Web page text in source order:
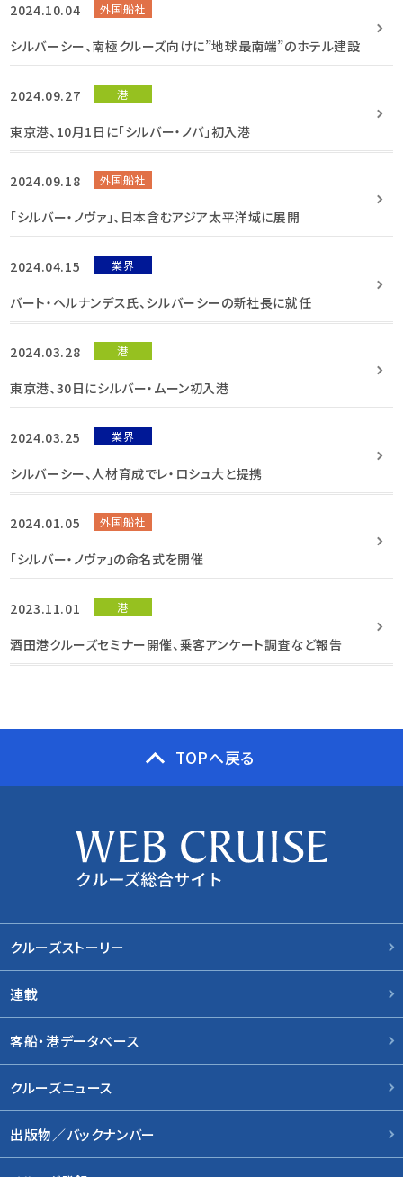
2024.10.04 外国船社
シルバーシー、南極クルーズ向けに”地球最南端”のホテル建設
2024.09.27 港
東京港、10月1日に「シルバー・ノバ」初入港
2024.09.18 外国船社
「シルバー・ノヴァ」、日本含むアジア太平洋域に展開
2024.04.15 業界
バート・ヘルナンデス氏、シルバーシーの新社長に就任
2024.03.28 港
東京港、30日にシルバー・ムーン初入港
2024.03.25 業界
シルバーシー、人材育成でレ・ロシュ大と提携
2024.01.05 外国船社
「シルバー・ノヴァ」の命名式を開催
2023.11.01 港
酒田港クルーズセミナー開催、乗客アンケート調査など報告
TOPへ戻る
クルーズストーリー
連載
客船・港データベース
クルーズニュース
出版物／バックナンバー